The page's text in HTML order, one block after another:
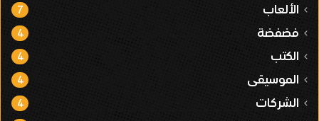
الألعاب 7
فضفضة 4
الكتب 4
الموسيقى 4
الشركات 4